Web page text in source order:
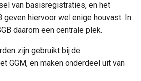
van basisregistraties, en het
geven hiervoor wel enige houvast. In
daarom een centrale plek.
zijn gebruikt bij de
GGM, en maken onderdeel uit van